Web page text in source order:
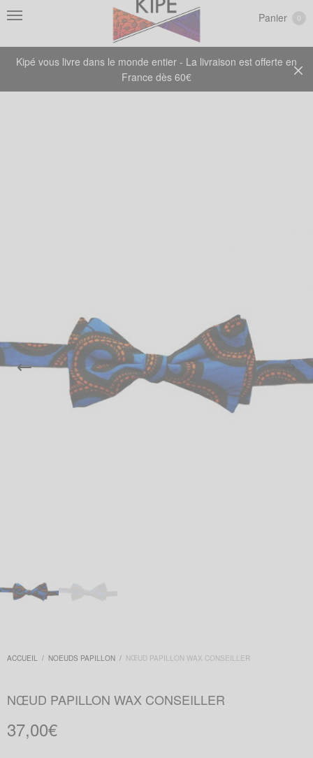
Kipé vous livre dans le monde entier - La livraison est offerte en
France dès 60€
Panier
ACCUEIL / NOEUDS PAPILLON / NŒUD PAPILLON WAX CONSEILLER
NŒUD PAPILLON WAX CONSEILLER
37,00€